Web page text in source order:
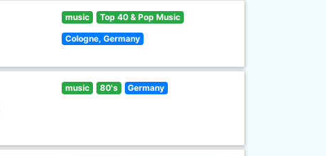
music Top 40 & Pop Music
Cologne, Germany
music 80's Germany